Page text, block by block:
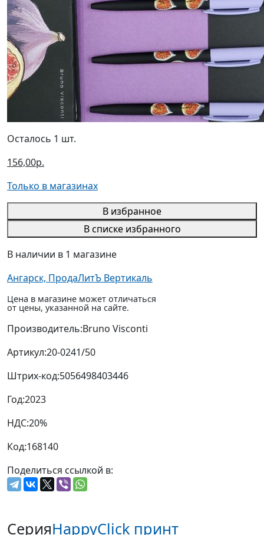
Осталось 1 шт.
156,00р.
Только в магазинах
В избранное
В списке избранного
В наличии в 1 магазине
Ангарск, ПродаЛитЪ Вертикаль
Цена в магазине может отличаться
от цены, указанной на сайте.
Производитель:Bruno Visconti
Артикул:20-0241/50
Штрих-код:5056498403446
Год:2023
НДС:20%
Код:168140
Поделиться ссылкой в:
СерияHappyClick принт